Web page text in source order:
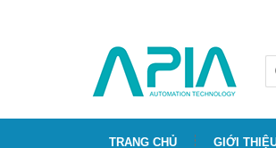
TRANG CHỦ GIỚI